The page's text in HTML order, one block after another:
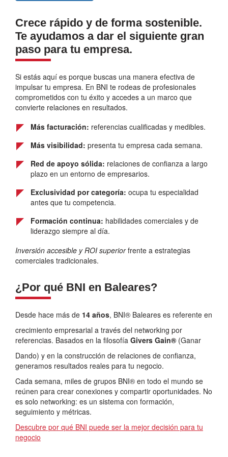
Crece rápido y de forma sostenible.
Te ayudamos a dar el siguiente gran
paso para tu empresa.
Si estás aquí es porque buscas una manera efectiva de
impulsar tu empresa. En BNI te rodeas de profesionales
comprometidos con tu éxito y accedes a un marco que
convierte relaciones en resultados.
Más facturación: referencias cualificadas y medibles.
Más visibilidad: presenta tu empresa cada semana.
Red de apoyo sólida: relaciones de confianza a largo
plazo en un entorno de empresarios.
Exclusividad por categoría: ocupa tu especialidad
antes que tu competencia.
Formación continua: habilidades comerciales y de
liderazgo siempre al día.
Inversión accesible y ROI superiorfrente a estrategias
comerciales tradicionales.
¿Por qué BNI en Baleares?
Desde hace más de 14 años, BNI® Baleares es referente en
crecimiento empresarial a través del networking por
referencias. Basados en la filosofía Givers Gain® (Ganar
Dando) y en la construcción de relaciones de confianza,
generamos resultados reales para tu negocio.
Cada semana, miles de grupos BNI® en todo el mundo se
reúnen para crear conexiones y compartir oportunidades. No
es solo networking: es un sistema con formación,
seguimiento y métricas.
Descubre por qué BNI puede ser la mejor decisión para tu
negocio